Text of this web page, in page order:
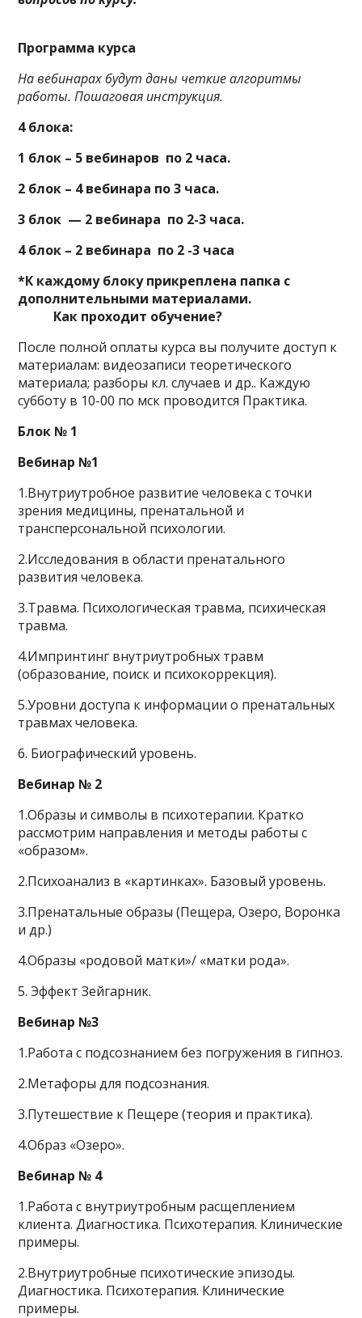
Программа курса
На вебинарах будут даны четкие алгоритмы
работы. Пошаговая инструкция.
4 блока:
1 блок – 5 вебинаров по 2 часа.
2 блок – 4 вебинара по 3 часа.
3 блок — 2 вебинара по 2-3 часа.
4 блок – 2 вебинара по 2 -3 часа
*К каждому блоку прикреплена папка с
дополнительными материалами.
Как проходит обучение?
После полной оплаты курса вы получите доступ к
материалам: видеозаписи теоретического
материала; разборы кл. случаев и др.. Каждую
субботу в 10-00 по мск проводится Практика.
Блок № 1
Вебинар №1
1.Внутриутробное развитие человека с точки
зрения медицины, пренатальной и
трансперсональной психологии.
2.Исследования в области пренатального
развития человека.
3.Травма. Психологическая травма, психическая
травма.
4.Импринтинг внутриутробных травм
(образование, поиск и психокоррекция).
5.Уровни доступа к информации о пренатальных
травмах человека.
6. Биографический уровень.
Вебинар № 2
1.Образы и символы в психотерапии. Кратко
рассмотрим направления и методы работы с
«образом».
2.Психоанализ в «картинках». Базовый уровень.
3.Пренатальные образы (Пещера, Озеро, Воронка
и др.)
4.Образы «родовой матки»/ «матки рода».
5. Эффект Зейгарник.
Вебинар №3
1.Работа с подсознанием без погружения в гипноз.
2.Метафоры для подсознания.
3.Путешествие к Пещере (теория и практика).
4.Образ «Озеро».
Вебинар № 4
1.Работа с внутриутробным расщеплением
клиента. Диагностика. Психотерапия. Клинические
примеры.
2.Внутриутробные психотические эпизоды.
Диагностика. Психотерапия. Клинические
примеры.